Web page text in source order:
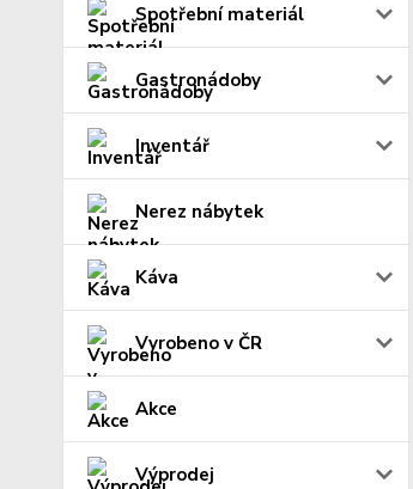
Spotřební materiál
Gastronádoby
Inventář
Nerez nábytek
Káva
Vyrobeno v ČR
Akce
Výprodej